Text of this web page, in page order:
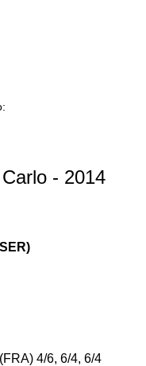
- 2014
4/6, 6/4, 6/4